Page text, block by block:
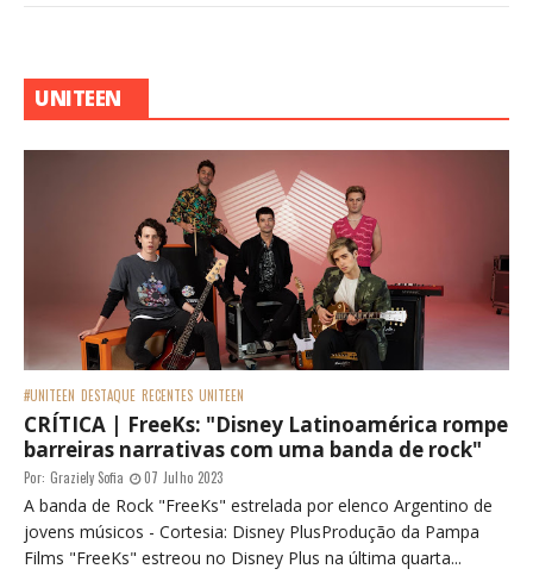
UNITEEN
#UNITEEN DESTAQUE RECENTES UNITEEN
CRÍTICA | FreeKs: "Disney Latinoamérica rompe
barreiras narrativas com uma banda de rock"
Por: Graziely Sofia 07 Julho 2023
A banda de Rock "FreeKs" estrelada por elenco Argentino de
jovens músicos - Cortesia: Disney PlusProdução da Pampa
Films "FreeKs" estreou no Disney Plus na última quarta...